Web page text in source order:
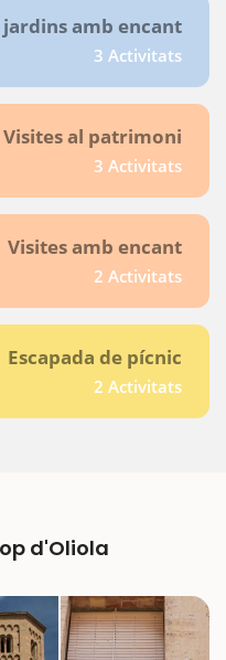
jardins amb encant
3 Activitats
Visites al patrimoni
3 Activitats
Visites amb encant
2 Activitats
Escapada de pícnic
2 Activitats
d'Oliola